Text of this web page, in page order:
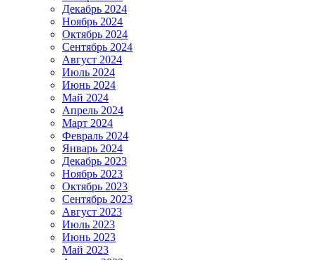
Декабрь 2024
Ноябрь 2024
Октябрь 2024
Сентябрь 2024
Август 2024
Июль 2024
Июнь 2024
Май 2024
Апрель 2024
Март 2024
Февраль 2024
Январь 2024
Декабрь 2023
Ноябрь 2023
Октябрь 2023
Сентябрь 2023
Август 2023
Июль 2023
Июнь 2023
Май 2023